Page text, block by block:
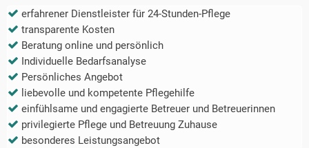
erfahrener Dienstleister für 24-Stunden-Pflege
transparente Kosten
Beratung online und persönlich
Individuelle Bedarfsanalyse
Persönliches Angebot
liebevolle und kompetente Pflegehilfe
einfühlsame und engagierte Betreuer und Betreuerinnen
privilegierte Pflege und Betreuung Zuhause
besonderes Leistungsangebot